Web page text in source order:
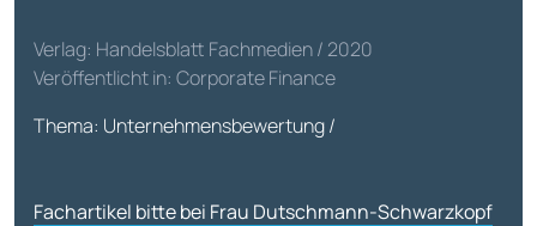
Verlag: Handelsblatt Fachmedien / 2020
Veröffentlicht in: Corporate Finance
Thema: Unternehmensbewertung /
Fachartikel bitte bei Frau Dutschmann-Schwarzkopf